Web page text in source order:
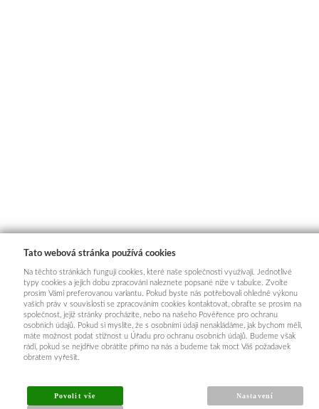
INFORMACE PRO KUPUJÍCÍ
Obchodní podmínky
Reklamační řád
Tato webová stránka používá cookies
Na těchto stránkách fungují cookies, které naše společnosti využívají. Jednotlivé
typy cookies a jejich dobu zpracování naleznete popsané níže v tabulce. Zvolte
prosím Vámi preferovanou variantu. Pokud byste nás potřebovali ohledně výkonu
vašich práv v souvislosti se zpracováním cookies kontaktovat, obraťte se prosím na
společnost, jejíž stránky procházíte, nebo na našeho Pověřence pro ochranu
osobních údajů. Pokud si myslíte, že s osobními údaji nenakládáme, jak bychom měli,
máte možnost podat stížnost u Úřadu pro ochranu osobních údajů. Budeme však
rádi, pokud se nejdříve obrátíte přímo na nás a budeme tak moct Váš požadavek
obratem vyřešit.
Povolit vše Nastavení